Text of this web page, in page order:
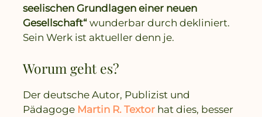
seelischen Grundlagen einer neuen
Gesellschaft“ wunderbar durch dekliniert.
Sein Werk ist aktueller denn je.
Worum geht es?
Der deutsche Autor, Publizist und
Pädagoge Martin R. Textor hat dies, besser